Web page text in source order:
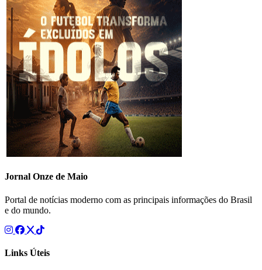
Jornal Onze de Maio
Portal de notícias moderno com as principais informações do Brasil
e do mundo.
Links Úteis